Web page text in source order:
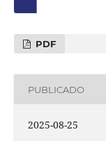
PDF
PUBLICADO
2025-08-25